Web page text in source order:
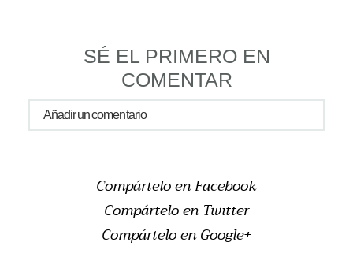
SÉ EL PRIMERO EN
COMENTAR
Añadir un comentario
Compártelo en Facebook
Compártelo en Twitter
Compártelo en Google+